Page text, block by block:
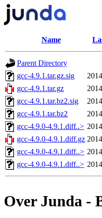
Name
Parent Directory
gcc-4.9.1.tar.gz.sig
gcc-4.9.1.tar.gz
gcc-4.9.1.tar.bz2.sig
gcc-4.9.1.tar.bz2
gcc-4.9.0-4.9.1.diff..>
gcc-4.9.0-4.9.1.diff.gz
gcc-4.9.0-4.9.1.diff..>
gcc-4.9.0-4.9.1.diff..>
Over Junda -